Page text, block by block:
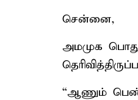
சென்னை,
அமமுக
“ஆணும்